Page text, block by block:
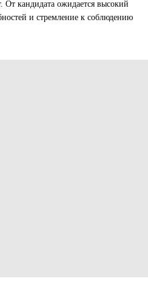
кандидата ожидается высокий
и стремление к соблюдению